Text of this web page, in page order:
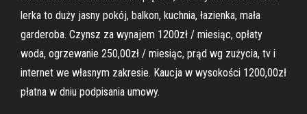
lerka to duży jasny pokój, balkon, kuchnia, łazienka, mała
garderoba. Czynsz za wynajem 1200zł / miesiąc, opłaty
woda, ogrzewanie 250,00zł / miesiąc, prąd wg zużycia, tv i
internet we własnym zakresie. Kaucja w wysokości 1200,00zł
płatna w dniu podpisania umowy.